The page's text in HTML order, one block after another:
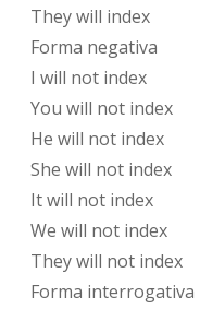
Theywill index
Forma negativa
I will not index
You will not index
He will not index
She will not index
Itwill not index
We will not index
Theywill not index
Forma interrogativa